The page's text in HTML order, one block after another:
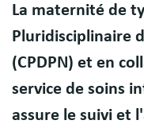
La maternité de
Pluridisciplinaire
(CPDPN) et en
service de soins
assure le suivi et